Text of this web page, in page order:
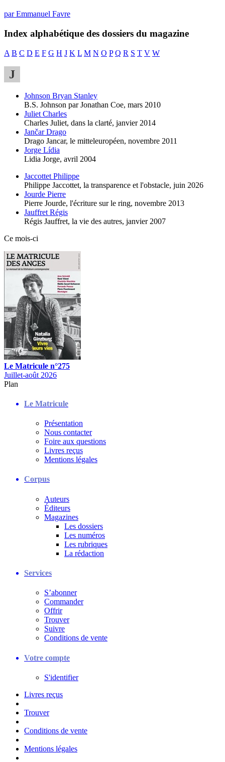
par Emmanuel Favre
Index alphabétique des dossiers du magazine
A B C D E F G H J K L M N O P Q R S T V W
J
Johnson Bryan Stanley
B.S. Johnson par Jonathan Coe, mars 2010
Juliet Charles
Charles Juliet, dans la clarté, janvier 2014
Jančar Drago
Drago Jancar, le mitteleuropéen, novembre 2011
Jorge Lídia
Lidia Jorge, avril 2004
Jaccottet Philippe
Philippe Jaccottet, la transparence et l'obstacle, juin 2026
Jourde Pierre
Pierre Jourde, l'écriture sur le ring, novembre 2013
Jauffret Régis
Régis Jauffret, la vie des autres, janvier 2007
Ce mois-ci
Le Matricule n°275
Juillet-août 2026
Plan
Le Matricule
Présentation
Nous contacter
Foire aux questions
Livres reçus
Mentions légales
Corpus
Auteurs
Éditeurs
Magazines
Les dossiers
Les numéros
Les rubriques
La rédaction
Services
S’abonner
Commander
Offrir
Trouver
Suivre
Conditions de vente
Votre compte
S'identifier
Livres reçus
Trouver
Conditions de vente
Mentions légales